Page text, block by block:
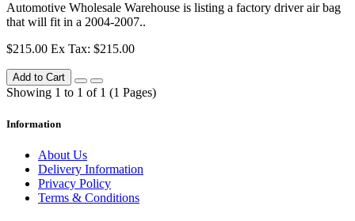
Automotive Wholesale Warehouse is listing a factory driver air bag
that will fit in a 2004-2007..
$215.00 Ex Tax: $215.00
Add to Cart
Showing 1 to 1 of 1 (1 Pages)
Information
About Us
Delivery Information
Privacy Policy
Terms & Conditions